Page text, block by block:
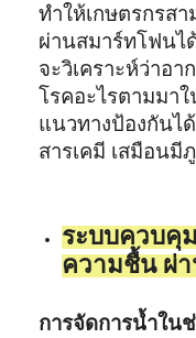
ทำให้เกษตรกรส
ผ่านสมาร์ทโฟนไ
จะวิเคราะห์ว่าอ
โรคอะไรตามมา
แนวทางป้องกันไ
สารเคมี เสมือน
ระบบควบคุ
ความชื้น ผ่
การจัดการน้ำใน